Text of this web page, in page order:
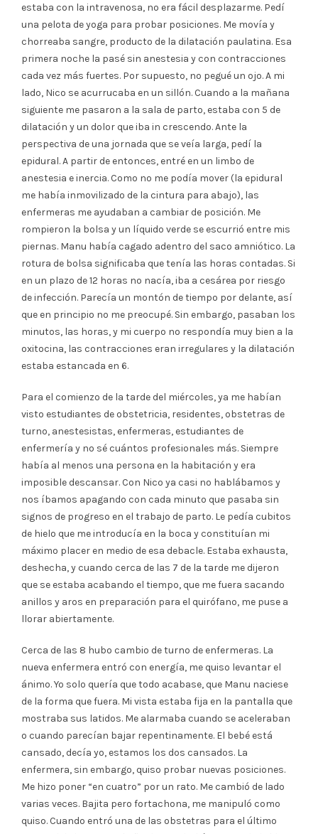
estaba con la intravenosa, no era fácil desplazarme. Pedí
una pelota de yoga para probar posiciones. Me movía y
chorreaba sangre, producto de la dilatación paulatina. Esa
primera noche la pasé sin anestesia y con contracciones
cada vez más fuertes. Por supuesto, no pegué un ojo. A mi
lado, Nico se acurrucaba en un sillón. Cuando a la mañana
siguiente me pasaron a la sala de parto, estaba con 5 de
dilatación y un dolor que iba in crescendo. Ante la
perspectiva de una jornada que se veía larga, pedí la
epidural. A partir de entonces, entré en un limbo de
anestesia e inercia. Como no me podía mover (la epidural
me había inmovilizado de la cintura para abajo), las
enfermeras me ayudaban a cambiar de posición. Me
rompieron la bolsa y un líquido verde se escurrió entre mis
piernas. Manu había cagado adentro del saco amniótico. La
rotura de bolsa significaba que tenía las horas contadas. Si
en un plazo de 12 horas no nacía, iba a cesárea por riesgo
de infección. Parecía un montón de tiempo por delante, así
que en principio no me preocupé. Sin embargo, pasaban los
minutos, las horas, y mi cuerpo no respondía muy bien a la
oxitocina, las contracciones eran irregulares y la dilatación
estaba estancada en 6.
Para el comienzo de la tarde del miércoles, ya me habían
visto estudiantes de obstetricia, residentes, obstetras de
turno, anestesistas, enfermeras, estudiantes de
enfermería y no sé cuántos profesionales más. Siempre
había al menos una persona en la habitación y era
imposible descansar. Con Nico ya casi no hablábamos y
nos íbamos apagando con cada minuto que pasaba sin
signos de progreso en el trabajo de parto. Le pedía cubitos
de hielo que me introducía en la boca y constituían mi
máximo placer en medio de esa debacle. Estaba exhausta,
deshecha, y cuando cerca de las 7 de la tarde me dijeron
que se estaba acabando el tiempo, que me fuera sacando
anillos y aros en preparación para el quirófano, me puse a
llorar abiertamente.
Cerca de las 8 hubo cambio de turno de enfermeras. La
nueva enfermera entró con energía, me quiso levantar el
ánimo. Yo solo quería que todo acabase, que Manu naciese
de la forma que fuera. Mi vista estaba fija en la pantalla que
mostraba sus latidos. Me alarmaba cuando se aceleraban
o cuando parecían bajar repentinamente. El bebé está
cansado, decía yo, estamos los dos cansados. La
enfermera, sin embargo, quiso probar nuevas posiciones.
Me hizo poner “en cuatro” por un rato. Me cambió de lado
varias veces. Bajita pero fortachona, me manipuló como
quiso. Cuando entró una de las obstetras para el último